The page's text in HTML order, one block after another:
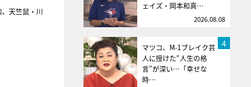
天竺鼠・川
ェイズ・岡本和真…
2026.08.08
4
マツコ、M-1ブレイク芸
人に授けた“人生の格
言”が深い…「幸せな
時…